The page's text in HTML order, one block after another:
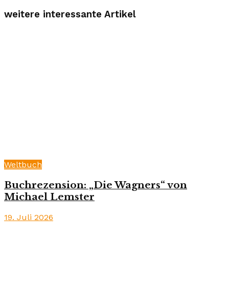
weitere interessante Artikel
Weltbuch
Buchrezension: „Die Wagners“ von
Michael Lemster
19. Juli 2026